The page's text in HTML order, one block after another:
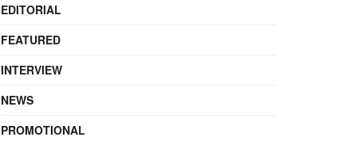
EDITORIAL
FEATURED
INTERVIEW
NEWS
PROMOTIONAL